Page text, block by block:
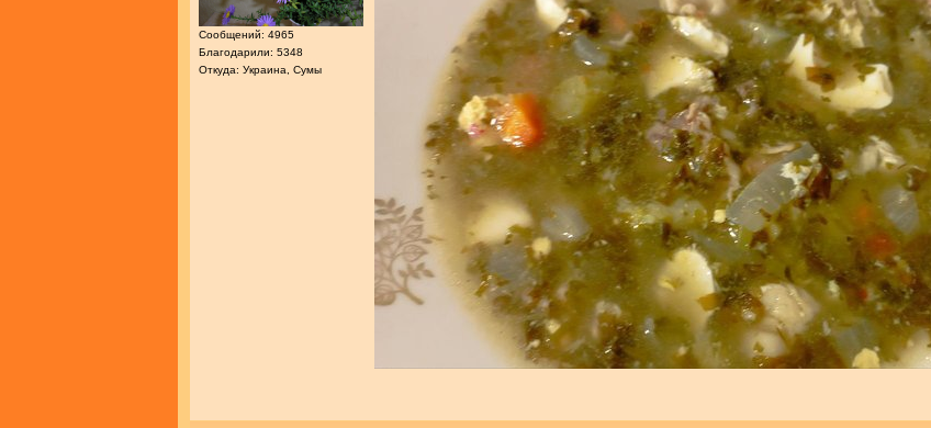
Сообщений: 4965
Благодарили: 5348
Откуда: Украина, Сумы